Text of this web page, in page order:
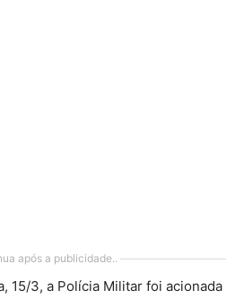
após a publicidade..
15/3, a Polícia Militar foi acionada